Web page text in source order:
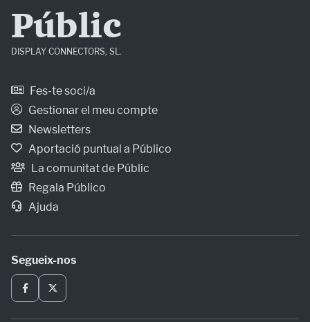
Públic
DISPLAY CONNECTORS, SL.
Fes-te soci/a
Gestionar el meu compte
Newsletters
Aportació puntual a Público
La comunitat de Públic
Regala Público
Ajuda
Segueix-nos